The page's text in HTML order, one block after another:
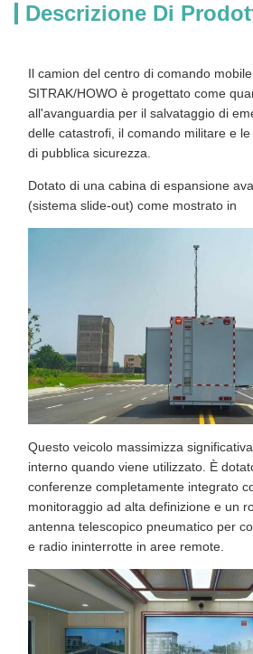
Descrizione Di
Il camion del centro di comando
SITRAK/HOWO è progettato come
all'avanguardia per il salvataggio di
delle catastrofi, il comando militare e
di pubblica sicurezza.
Dotato di una cabina di espansione
(sistema slide-out) come mostrato in
Questo veicolo massimizza
interno quando viene utilizzato. È
conferenze completamente integrato
monitoraggio ad alta definizione e un
antenna telescopico pneumatico per
e radio ininterrotte in aree remote.